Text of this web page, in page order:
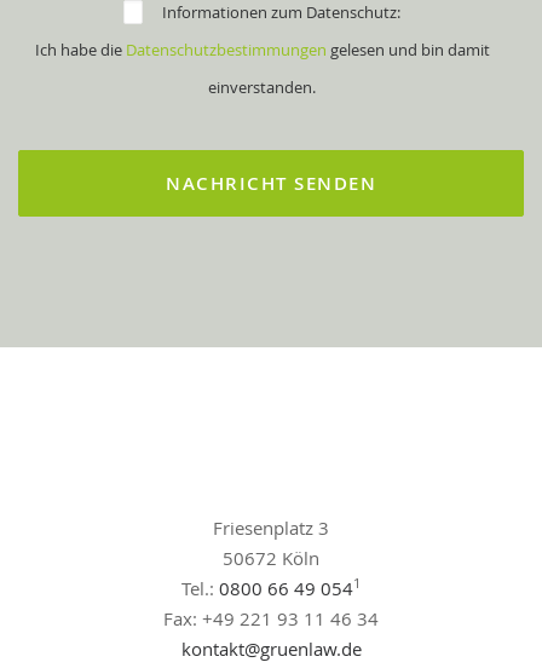
Informationen zum Datenschutz:
Ich habe die Datenschutzbestimmungen gelesen und bin damit
einverstanden.
Friesenplatz 3
50672 Köln
Tel.: 0800 66 49 0541
Fax: +49 221 93 11 46 34
kontakt@gruenlaw.de